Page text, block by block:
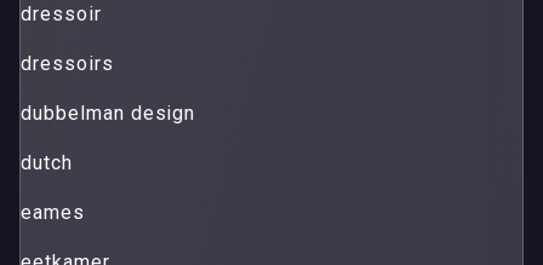
dressoir
dressoirs
dubbelman design
dutch
eames